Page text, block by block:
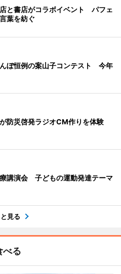
と書店がコラボイベント パフェ
葉を紡ぐ
ぼ恒例の案山子コンテスト 今年
防災啓発ラジオCM作りを体験
講演会 子どもの運動発達テーマ
見る
べる